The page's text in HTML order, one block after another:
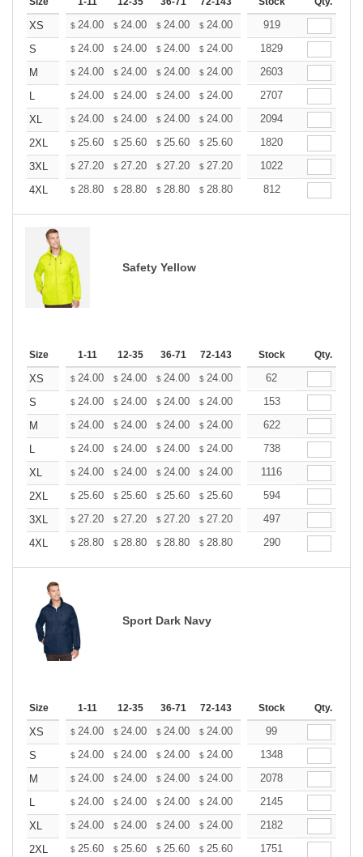
XS $ 24.00 $ 24.00 $ 24.00 $ 24.00 24.00
919
S
$ 24.00 $ 24.00 $ 24.00 $ 24.00 24.00
1829
M
$ 24.00 $ 24.00 $ 24.00 $ 24.00 24.00
2603
L
$ 24.00 $ 24.00 $ 24.00 $ 24.00 24.00
2707
XL
$ 24.00 $ 24.00 $ 24.00 $ 24.00 24.00
2094
2XL
$ 25.60 $ 25.60 $ 25.60 $ 25.60 25.60
1820
3XL
$ 27.20 $ 27.20 $ 27.20 $ 27.20 27.20
1022
4XL
$ 28.80 $ 28.80 $ 28.80 $ 28.80 28.80
812
Safety Yellow
Size 1-11 12-35 36-71 72-143 144-287 288 + More
Stock Qty.
XS $ 24.00 $ 24.00 $ 24.00 $ 24.00 24.00
62
S
$ 24.00 $ 24.00 $ 24.00 $ 24.00 24.00
153
M
$ 24.00 $ 24.00 $ 24.00 $ 24.00 24.00
622
L
$ 24.00 $ 24.00 $ 24.00 $ 24.00 24.00
738
XL
$ 24.00 $ 24.00 $ 24.00 $ 24.00 24.00
1116
2XL
$ 25.60 $ 25.60 $ 25.60 $ 25.60 25.60
594
3XL
$ 27.20 $ 27.20 $ 27.20 $ 27.20 27.20
497
4XL
$ 28.80 $ 28.80 $ 28.80 $ 28.80 28.80
290
Sport Dark Navy
Size 1-11 12-35 36-71 72-143 144-287 288 + More
Stock Qty.
XS $ 24.00 $ 24.00 $ 24.00 $ 24.00 24.00
99
S
$ 24.00 $ 24.00 $ 24.00 $ 24.00 24.00
1348
M
$ 24.00 $ 24.00 $ 24.00 $ 24.00 24.00
2078
L
$ 24.00 $ 24.00 $ 24.00 $ 24.00 24.00
2145
XL
$ 24.00 $ 24.00 $ 24.00 $ 24.00 24.00
2182
2XL
$ 25.60 $ 25.60 $ 25.60 $ 25.60 25.60
1751